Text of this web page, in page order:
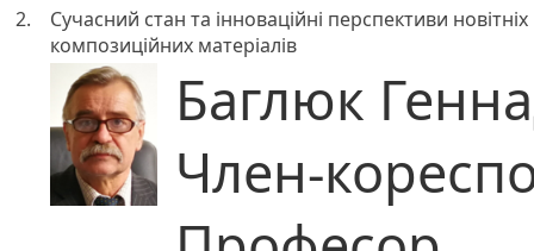
2.
Сучасний стан та інноваційні перспективи
композиційних матеріалів
Баглюк
Член-